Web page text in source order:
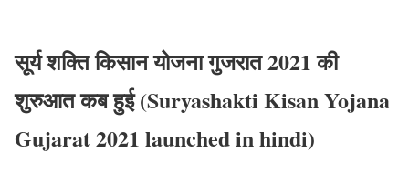
सूर्य शक्ति किसान योजना गुजरात 2021 की
शुरुआत कब हुई (Suryashakti Kisan Yojana
Gujarat 2021 launched in hindi)